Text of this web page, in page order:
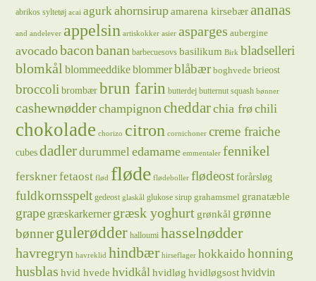
abrikos syltetøj acai agurkahornsirupamarena kirsebærananas
and andelever appelsin artiskokker asier asparges aubergine
avocadobaconbanan barbecuesovs basilikum Birk bladselleri
blomkål blommeeddikeblommerblåbær boghvede brieost
broccoli brombær brun farin butterdej butternut squash bønner
cashewnødderchampignoncheddarchia frøchili
chokolade chorizo citron cornichoner creme fraiche
cubes dadlerdurummeledamame emmentaler fennikel
fersknerfetaost flød fløde flødeboller flødeost forårsløg
fuldkornsspelt gedeost glaskål glukose sirup grahamsmel granatæble
grape græskarkernergræsk yoghurt grønkål grønne
bønnergulerødder halloumi hasselnødder
havregryn havreklid hindbær hirseflager hokkaido honning
husblas hvid hvede hvidkålhvidløg hvidløgsost hvidvin